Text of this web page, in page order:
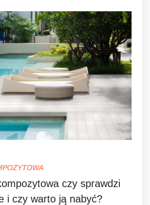
czy sprawdzi
i czy warto ją nabyć?